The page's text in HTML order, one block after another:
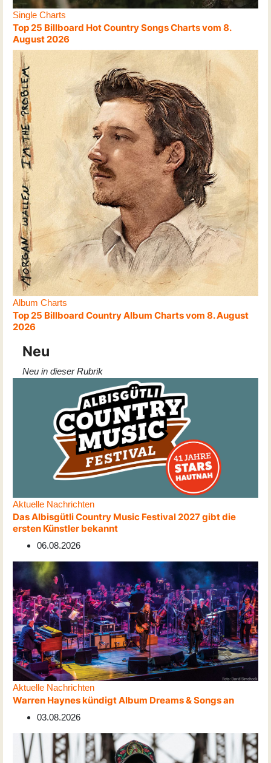
Single Charts
Top 25 Billboard Hot Country Songs Charts vom 8.
August 2026
Album Charts
Top 25 Billboard Country Album Charts vom 8. August
2026
Neu
Neu in dieser Rubrik
Aktuelle Nachrichten
Das Albisgütli Country Music Festival 2027 gibt die
ersten Künstler bekannt
06.08.2026
Aktuelle Nachrichten
Warren Haynes kündigt Album Dreams & Songs an
03.08.2026